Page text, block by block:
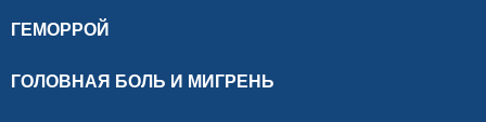
ГЕМОРРОЙ
ГОЛОВНАЯ БОЛЬ И МИГРЕНЬ